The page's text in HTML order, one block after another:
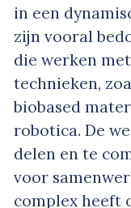
in een
zijn vooral
die werken
technieken,
biobased
robotica. De
delen en te
voor
complex heeft